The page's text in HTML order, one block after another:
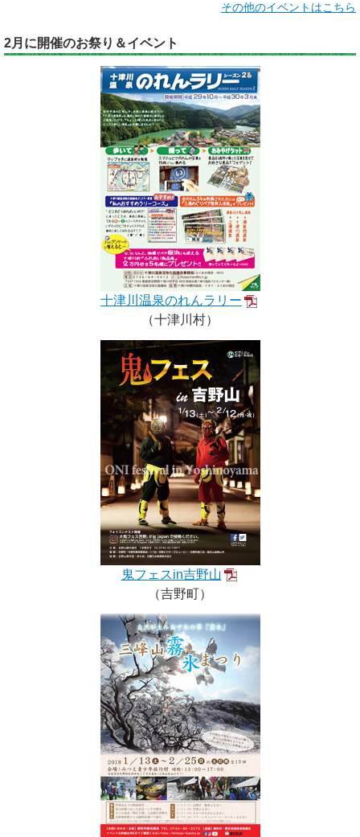
その他のイベントはこちら
2月に開催のお祭り＆イベント
十津川温泉のれんラリー
（十津川村）
鬼フェスin吉野山
（吉野町）